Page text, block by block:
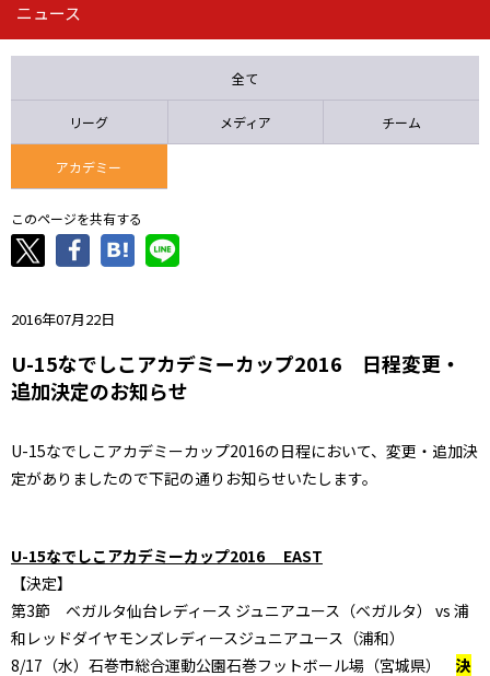
第16節 09/05 (土) 15:00
ニッパツ 石人の星
ニュース
全て
リーグ メディア チーム
アカデミー
このページを共有する
2016年07月22日
U-15なでしこアカデミーカップ2016 日程変更・
追加決定のお知らせ
U-15なでしこアカデミーカップ2016の日程において、変更・追加決
定がありましたので下記の通りお知らせいたします。
U-15なでしこアカデミーカップ2016 EAST
【決定】
第3節 ベガルタ仙台レディース ジュニアユース（ベガルタ） vs 浦
和レッドダイヤモンズレディースジュニアユース（浦和）
8/17（水）石巻市総合運動公園石巻フットボール場（宮城県） 決